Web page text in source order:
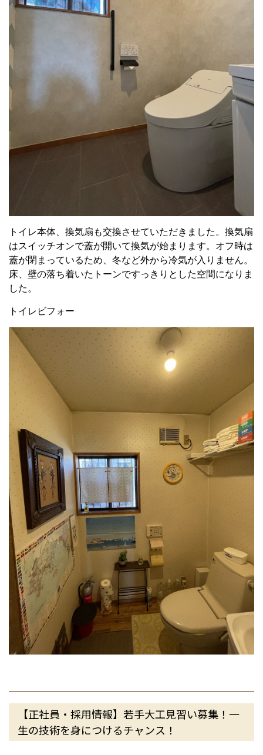
トイレ本体、換気扇も交換させていただきました。換気扇
はスイッチオンで蓋が開いて換気が始まります。オフ時は
蓋が閉まっているため、冬など外から冷気が入りません。
床、壁の落ち着いたトーンですっきりとした空間になりま
した。
トイレビフォー
【正社員・採用情報】若手大工見習い募集！一
生の技術を身につけるチャンス！